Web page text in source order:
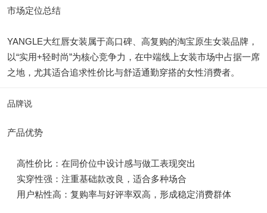
市场定位总结
YANGLE大红唇女装属于高口碑、高复购的淘宝原生女装品牌，
以“实用+轻时尚”为核心竞争力，在中端线上女装市场中占据一席
之地，尤其适合追求性价比与舒适通勤穿搭的女性消费者。
品牌说
产品优势
高性价比：在同价位中设计感与做工表现突出
实穿性强：注重基础款改良，适合多种场合
用户粘性高：复购率与好评率双高，形成稳定消费群体